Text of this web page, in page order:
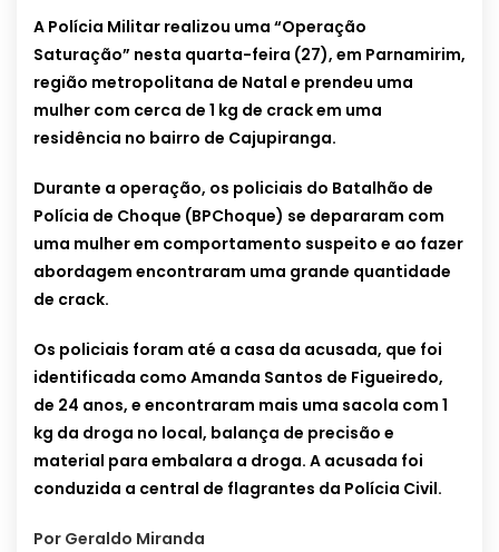
A Polícia Militar realizou uma “Operação
Saturação” nesta quarta-feira (27), em Parnamirim,
região metropolitana de Natal e prendeu uma
mulher com cerca de 1 kg de crack em uma
residência no bairro de Cajupiranga.
Durante a operação, os policiais do Batalhão de
Polícia de Choque (BPChoque) se depararam com
uma mulher em comportamento suspeito e ao fazer
abordagem encontraram uma grande quantidade
de crack.
Os policiais foram até a casa da acusada, que foi
identificada como Amanda Santos de Figueiredo,
de 24 anos, e encontraram mais uma sacola com 1
kg da droga no local, balança de precisão e
material para embalara a droga. A acusada foi
conduzida a central de flagrantes da Polícia Civil.
Por Geraldo Miranda